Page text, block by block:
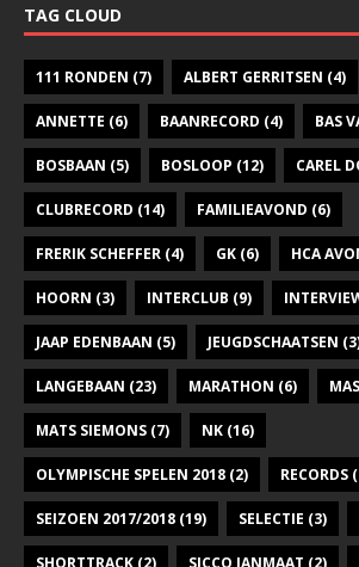
TAG CLOUD
111 RONDEN (7) ALBERT GERRITSEN (4)
ANNETTE (6) BAANRECORD (4) BAS
BOSBAAN (5) BOSLOOP (12) CAREL
CLUBRECORD (14) FAMILIEAVOND (6)
FRERIK SCHEFFER (4) GK (6) HCA
HOORN (3) INTERCLUB (9)
JAAP EDENBAAN (5) JEUGDSCHAATSEN
LANGEBAAN (23) MARATHON (6)
MATS SIEMONS (7) NK (16)
OLYMPISCHE SPELEN 2018 (2) RECORDS
SEIZOEN 2017/2018 (19) SELECTIE (3)
SHORTTRACK (2) SICCO JANMAAT (2)